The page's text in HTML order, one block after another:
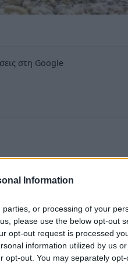
Information
or processing of your
please use the below opt-out
opt-out request is processed
information utilized by us
opt-out. You may separately
στη Google
Σύλλογος
θέα στον
Στερεάς